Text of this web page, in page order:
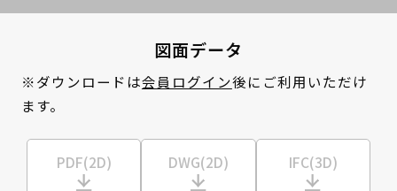
図面データ
※ダウンロードは会員ログイン後にご利用いただけ
ます。
PDF(2D) DWG(2D) IFC(3D)